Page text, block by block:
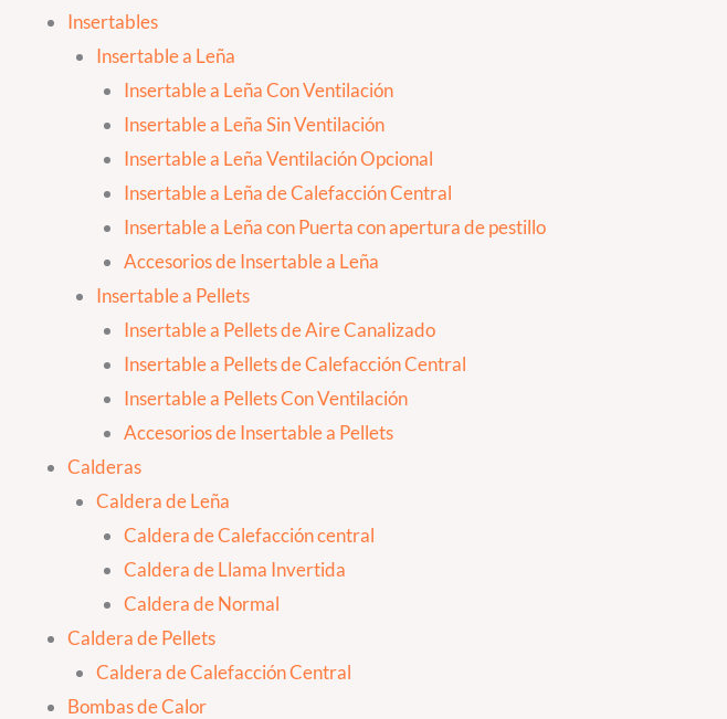
Insertables
Insertable a Leña
Insertable a Leña Con Ventilación
Insertable a Leña Sin Ventilación
Insertable a Leña Ventilación Opcional
Insertable a Leña de Calefacción Central
Insertable a Leña con Puerta con apertura de pestillo
Accesorios de Insertable a Leña
Insertable a Pellets
Insertable a Pellets de Aire Canalizado
Insertable a Pellets de Calefacción Central
Insertable a Pellets Con Ventilación
Accesorios de Insertable a Pellets
Calderas
Caldera de Leña
Caldera de Calefacción central
Caldera de Llama Invertida
Caldera de Normal
Caldera de Pellets
Caldera de Calefacción Central
Bombas de Calor